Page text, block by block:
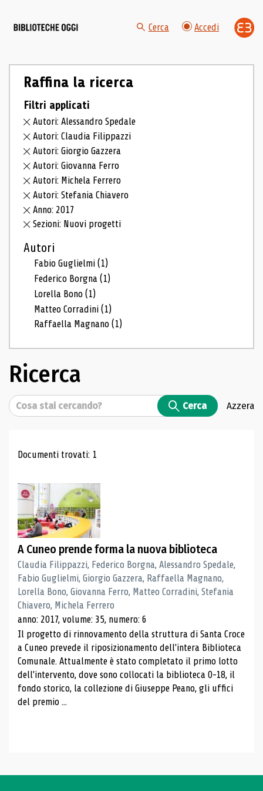
Cerca Accedi
Raffina la ricerca
Filtri applicati
Autori: Alessandro Spedale
Autori: Claudia Filippazzi
Autori: Giorgio Gazzera
Autori: Giovanna Ferro
Autori: Michela Ferrero
Autori: Stefania Chiavero
Anno: 2017
Sezioni: Nuovi progetti
Autori
Fabio Guglielmi(1)
Federico Borgna(1)
Lorella Bono(1)
Matteo Corradini(1)
Raffaella Magnano(1)
Ricerca
Cerca Cerca Azzera
Risultati di ricerca
Documenti trovati: 1
A Cuneo prende forma la nuova biblioteca
Claudia Filippazzi, Federico Borgna, Alessandro Spedale,
Fabio Guglielmi, Giorgio Gazzera, Raffaella Magnano,
Lorella Bono, Giovanna Ferro, Matteo Corradini, Stefania
Chiavero, Michela Ferrero
anno: 2017, volume: 35, numero: 6
Il progetto di rinnovamento della struttura di Santa Croce
a Cuneo prevede il riposizionamento dell'intera Biblioteca
Comunale. Attualmente è stato completato il primo lotto
dell'intervento, dove sono collocati la biblioteca 0-18, il
fondo storico, la collezione di Giuseppe Peano, gli uffici
del premio ...